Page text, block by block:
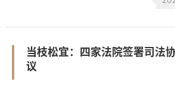
当枝松宜：四家法院签署司法
议